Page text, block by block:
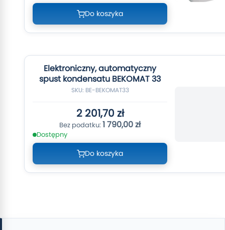
Do koszyka
Elektroniczny, automatyczny
spust kondensatu BEKOMAT 33
SKU: BE-BEKOMAT33
2 201,70 zł
1 790,00 zł
Dostępny
Do koszyka